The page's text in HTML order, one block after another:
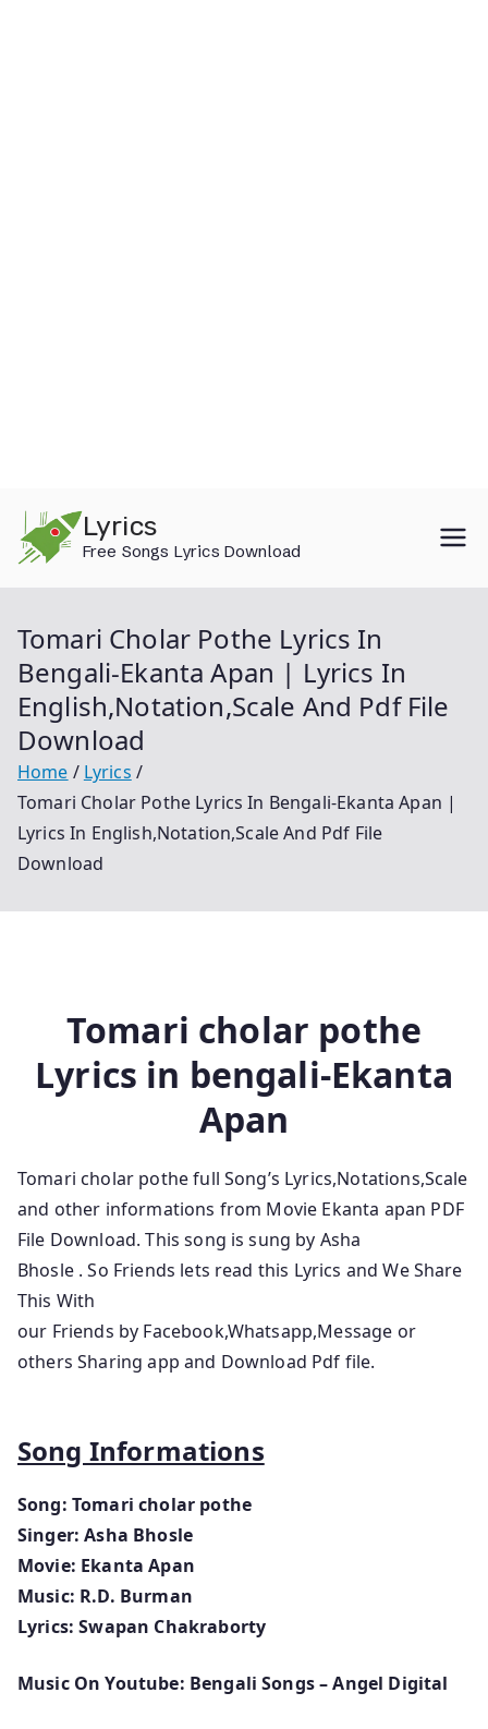
content
Lyrics
Free Songs Lyrics Download
Tomari Cholar Pothe Lyrics In
Bengali-Ekanta Apan | Lyrics In
English,Notation,Scale And Pdf File
Download
Home
Lyrics
Tomari Cholar Pothe Lyrics In Bengali-Ekanta Apan |
Lyrics In English,Notation,Scale And Pdf File
Download
Tomari cholar pothe
Lyrics in bengali-Ekanta
Apan
Tomari cholar pothe full Song’s Lyrics,Notations,Scale
and other informations from Movie Ekanta apan PDF
File Download. This song is sung by Asha
Bhosle . So Friends lets read this Lyrics and We Share
This With
our Friends by Facebook,Whatsapp,Message or
others Sharing app and Download Pdf file.
Song Informations
Song: Tomari cholar pothe
Singer: Asha Bhosle
Movie: Ekanta Apan
Music: R.D. Burman
Lyrics: Swapan Chakraborty
Music On Youtube: Bengali Songs – Angel Digital